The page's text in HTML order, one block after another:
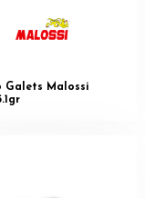
Galets Malossi